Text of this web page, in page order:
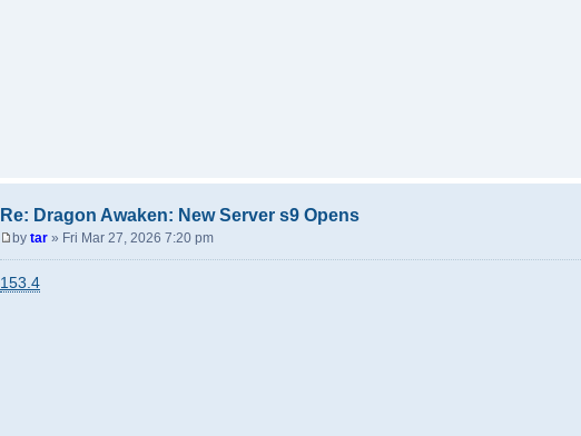
Re: Dragon Awaken: New Server s9 Opens
s
by tar » Fri Mar 27, 2026 7:20 pm
153.4